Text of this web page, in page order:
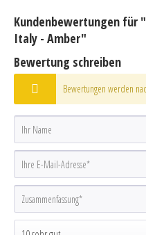
Kundenbewertungen für
Italy - Amber"
Bewertung schreiben
Bewertungen werden